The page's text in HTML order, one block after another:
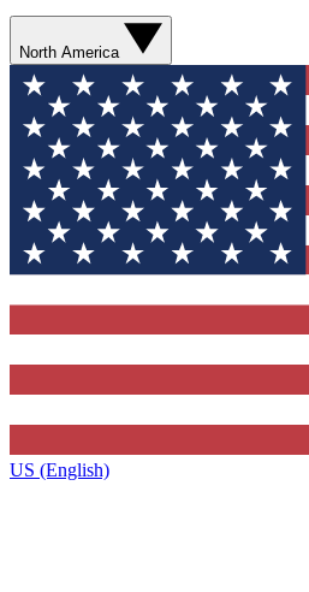
North America
US (English)